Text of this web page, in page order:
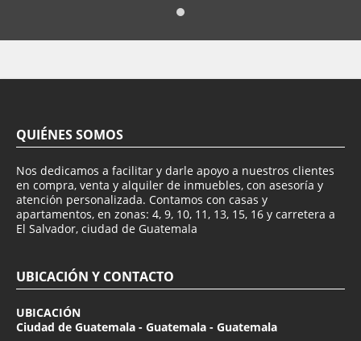
QUIÉNES SOMOS
Nos dedicamos a facilitar y darle apoyo a nuestros clientes
en compra, venta y alquiler de inmuebles, con asesoría y
atención personalizada. Contamos con casas y
apartamentos, en zonas: 4, 9, 10, 11, 13, 15, 16 y carretera a
El Salvador, ciudad de Guatemala
UBICACIÓN Y CONTACTO
UBICACIÓN
Ciudad de Guatemala - Guatemala - Guatemala